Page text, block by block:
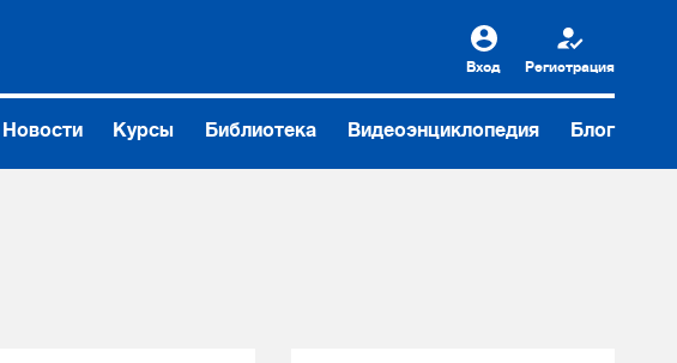
Вход Регистрация
Новости Курсы Библиотека Видеоэнциклопедия Блог